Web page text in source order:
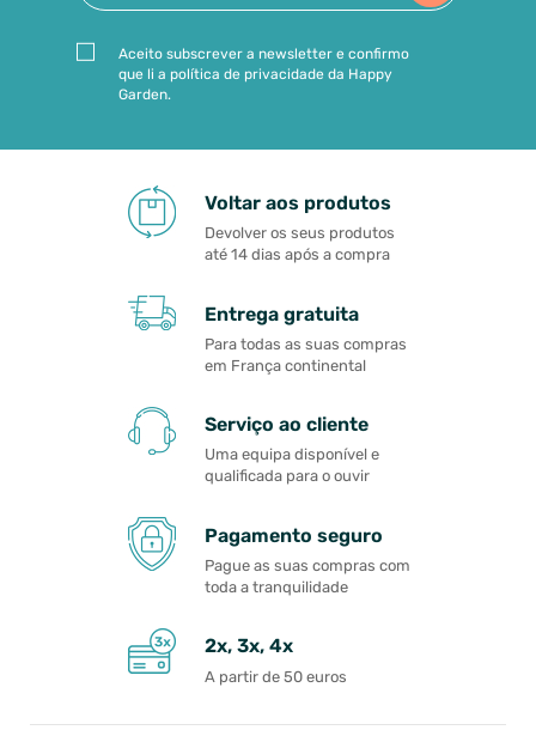
Aceito subscrever a newsletter e confirmo
que li a política de privacidade da Happy
Garden.
Voltar aos produtos
Devolver os seus produtos
até 14 dias após a compra
Entrega gratuita
Para todas as suas compras
em França continental
Serviço ao cliente
Uma equipa disponível e
qualificada para o ouvir
Pagamento seguro
Pague as suas compras com
toda a tranquilidade
2x, 3x, 4x
A partir de 50 euros